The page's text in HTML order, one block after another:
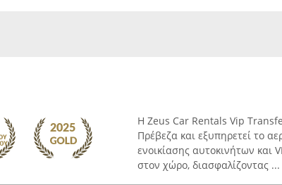
Η Zeus Car Rentals Vip
Πρέβεζα και εξυπηρετεί το
ενοικίασης αυτοκινήτων και
στον χώρο, διασφαλίζοντας ...